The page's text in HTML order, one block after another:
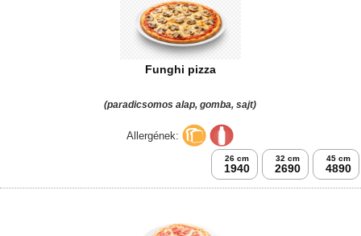
Funghi pizza
(paradicsomos alap, gomba, sajt)
Allergének:
26 cm
1940
32 cm
2690
45 cm
4890